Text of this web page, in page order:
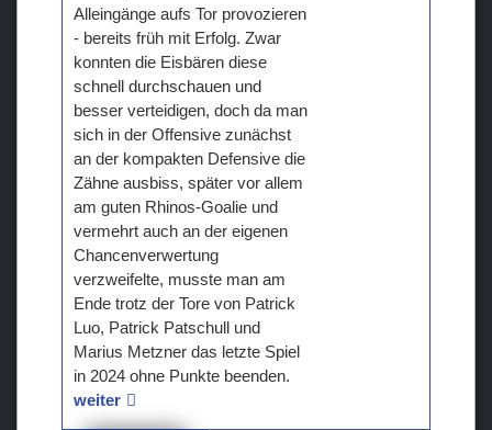
Alleingänge aufs Tor provozieren
- bereits früh mit Erfolg. Zwar
konnten die Eisbären diese
schnell durchschauen und
besser verteidigen, doch da man
sich in der Offensive zunächst
an der kompakten Defensive die
Zähne ausbiss, später vor allem
am guten Rhinos-Goalie und
vermehrt auch an der eigenen
Chancenverwertung
verzweifelte, musste man am
Ende trotz der Tore von Patrick
Luo, Patrick Patschull und
Marius Metzner das letzte Spiel
in 2024 ohne Punkte beenden.
weiter